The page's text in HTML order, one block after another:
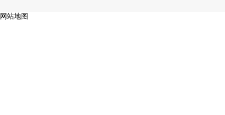
网站地图